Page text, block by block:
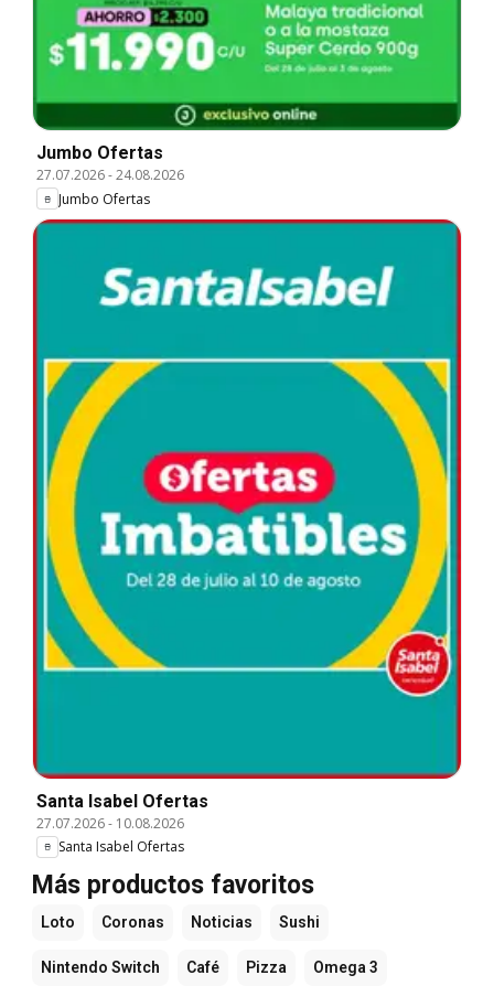
Jumbo Ofertas
27.07.2026-24.08.2026
Jumbo Ofertas
Santa Isabel Ofertas
27.07.2026- 10.08.2026
Santa Isabel Ofertas
Más productos favoritos
Loto Coronas Noticias Sushi
Nintendo Switch Café Pizza Omega 3